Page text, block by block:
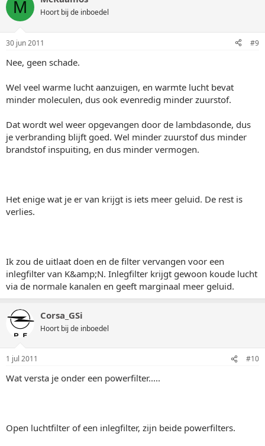
M Hoort bij de inboedel
30 jun 2011 #9
Nee, geen schade.
Wel veel warme lucht aanzuigen, en warmte lucht bevat
minder moleculen, dus ook evenredig minder zuurstof.
Dat wordt wel weer opgevangen door de lambdasonde, dus
je verbranding blijft goed. Wel minder zuurstof dus minder
brandstof inspuiting, en dus minder vermogen.
Het enige wat je er van krijgt is iets meer geluid. De rest is
verlies.
Ik zou de uitlaat doen en de filter vervangen voor een
inlegfilter van K&amp;N. Inlegfilter krijgt gewoon koude lucht
via de normale kanalen en geeft marginaal meer geluid.
Corsa_GSi
Hoort bij de inboedel
1 jul 2011 #10
Wat versta je onder een powerfilter.....
Open luchtfilter of een inlegfilter, zijn beide powerfilters.